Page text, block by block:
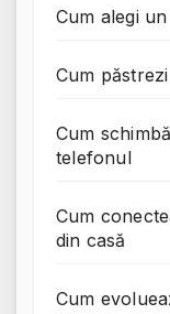
Cum alegi
Cum
Cum
telefonul
Cum
din casă
Cum